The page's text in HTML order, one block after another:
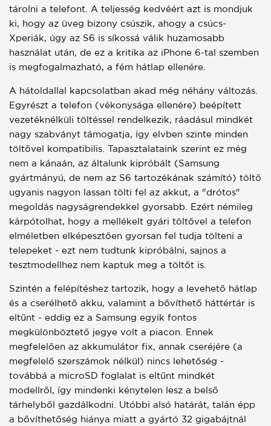
tárolni a telefont. A teljesség kedvéért azt is mondjuk
ki, hogy az üveg bizony csúszik, ahogy a csúcs-
Xperiák, úgy az S6 is síkossá válik huzamosabb
használat után, de ez a kritika az iPhone 6-tal szemben
is megfogalmazható, a fém hátlap ellenére.
A hátoldallal kapcsolatban akad még néhány változás.
Egyrészt a telefon (vékonysága ellenére) beépített
vezetéknélküli töltéssel rendelkezik, ráadásul mindkét
nagy szabványt támogatja, így elvben szinte minden
töltővel kompatibilis. Tapasztalataink szerint ez még
nem a kánaán, az általunk kipróbált (Samsung
gyártmányú, de nem az S6 tartozékának számító) töltő
ugyanis nagyon lassan tölti fel az akkut, a "drótos"
megoldás nagyságrendekkel gyorsabb. Ezért némileg
kárpótolhat, hogy a mellékelt gyári töltővel a telefon
elméletben elképesztően gyorsan fel tudja tölteni a
telepeket - ezt nem tudtunk kipróbálni, sajnos a
tesztmodellhez nem kaptuk meg a töltőt is.
Szintén a felépítéshez tartozik, hogy a levehető hátlap
és a cserélhető akku, valamint a bővíthető háttértár is
eltűnt - eddig ez a Samsung egyik fontos
megkülönböztető jegye volt a piacon. Ennek
megfelelően az akkumulátor fix, annak cseréjére (a
megfelelő szerszámok nélkül) nincs lehetőség -
továbbá a microSD foglalat is eltűnt mindkét
modellről, így mindenki kénytelen lesz a belső
tárhelyből gazdálkodni. Utóbbi alsó határát, talán épp
a bővíthetőség hiánya miatt a gyártó 32 gigabájtnál